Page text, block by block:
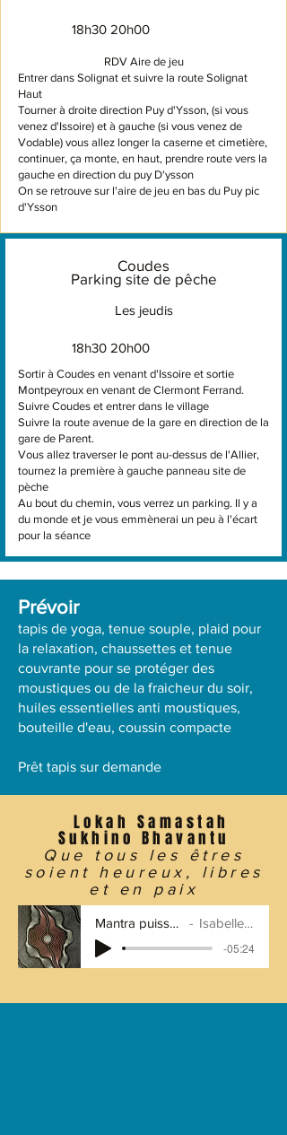
18h30 20h00
RDV Aire de jeu
Entrer dans Solignat et suivre la route Solignat
Haut
Tourner à droite direction Puy d'Ysson, (si vous
venez d'Issoire) et à gauche (si vous venez de
Vodable) vous allez longer la caserne et cimetière,
continuer, ça monte, en haut, prendre route vers la
gauche en direction du puy D'ysson
On se retrouve sur l'aire de jeu en bas du Puy pic
d'Ysson
Coudes
Parking site de pêche
Les jeudis
18h30 20h00
Sortir à Coudes en venant d'Issoire et sortie
Montpeyroux en venant de Clermont Ferrand.
Suivre Coudes et entrer dans le village
Suivre la route avenue de la gare en direction de la
gare de Parent.
Vous allez traverser le pont au-dessus de l'Allier,
tournez la première à gauche panneau site de
pèche
Au bout du chemin, vous verrez un parking. Il y a
du monde et je vous emmènerai un peu à l'écart
pour la séance
Prévoir
tapis de yoga, tenue souple, plaid pour
la relaxation, chaussettes et tenue
couvrante pour se protéger des
moustiques ou de la fraicheur du soir,
huiles essentielles anti moustiques,
bouteille d'eau, coussin compacte
Prêt tapis sur demande
Lokah Samastah
Sukhino Bhavantu
Que tous les êtres
soient heureux, libres
et en paix
Mantra puissant
Isabelle N
-05:24